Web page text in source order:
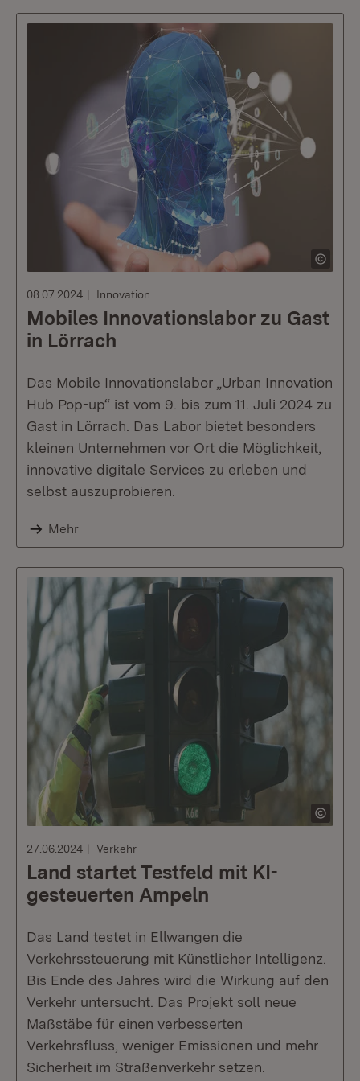
08.07.2024 Innovation
Mobiles Innovationslabor zu Gast
in Lörrach
Das Mobile Innovationslabor „Urban Innovation
Hub Pop-up“ ist vom 9. bis zum 11. Juli 2024 zu
Gast in Lörrach. Das Labor bietet besonders
kleinen Unternehmen vor Ort die Möglichkeit,
innovative digitale Services zu erleben und
selbst auszuprobieren.
Mehr
27.06.2024 Verkehr
Land startet Testfeld mit KI-
gesteuerten Ampeln
Das Land testet in Ellwangen die
Verkehrssteuerung mit Künstlicher Intelligenz.
Bis Ende des Jahres wird die Wirkung auf den
Verkehr untersucht. Das Projekt soll neue
Maßstäbe für einen verbesserten
Verkehrsfluss, weniger Emissionen und mehr
Sicherheit im Straßenverkehr setzen.